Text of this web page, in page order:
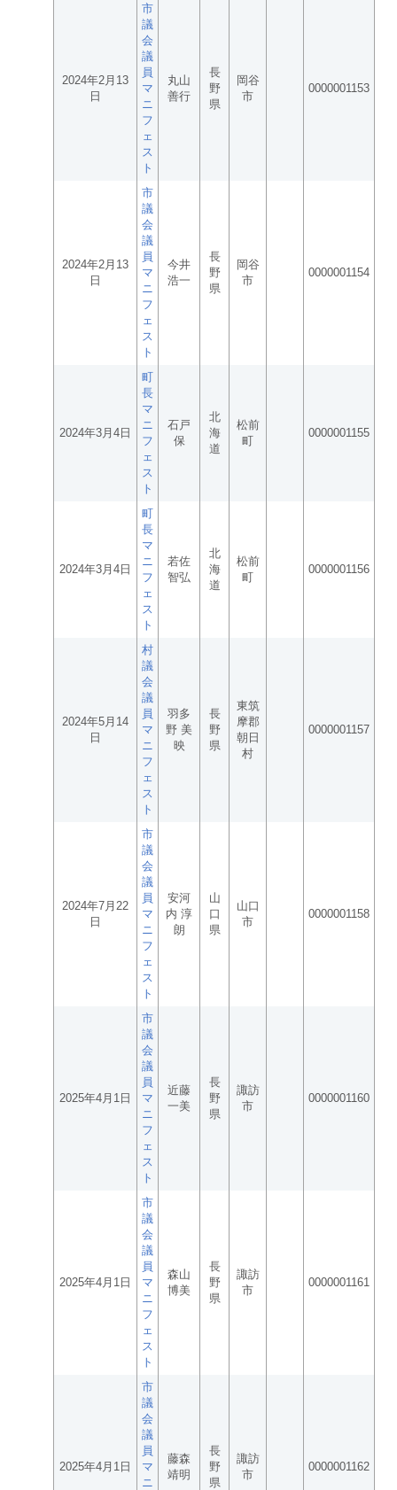
2024年2月13
日
市
議
会
議
員
マ
ニ
フ
ェ
ス
ト
丸山
善行
長
野
県
岡谷
市
0000001153
2024年2月13
日
市
議
会
議
員
マ
ニ
フ
ェ
ス
ト
今井
浩一
長
野
県
岡谷
市
0000001154
2024年3月4日
町
長
マ
ニ
フ
ェ
ス
ト
石戸
保
北
海
道
松前
町
0000001155
2024年3月4日
町
長
マ
ニ
フ
ェ
ス
ト
若佐
智弘
北
海
道
松前
町
0000001156
2024年5月14
日
村
議
会
議
員
マ
ニ
フ
ェ
ス
ト
羽多
野 美
映
長
野
県
東筑
摩郡
朝日
村
0000001157
2024年7月22
日
市
議
会
議
員
マ
ニ
フ
ェ
ス
ト
安河
内 淳
朗
山
口
県
山口
市
0000001158
2025年4月1日
市
議
会
議
員
マ
ニ
フ
ェ
ス
ト
近藤
一美
長
野
県
諏訪
市
0000001160
2025年4月1日
市
議
会
議
員
マ
ニ
フ
ェ
ス
ト
森山
博美
長
野
県
諏訪
市
0000001161
2025年4月1日
市
議
会
議
員
マ
ニ
藤森
靖明
長
野
県
諏訪
市
0000001162